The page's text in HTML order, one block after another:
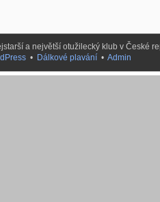
a největší otužilecký klub v České
• Dálkové plavání • Admin